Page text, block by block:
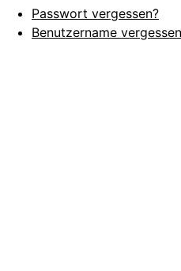
Passwort vergessen?
Benutzername